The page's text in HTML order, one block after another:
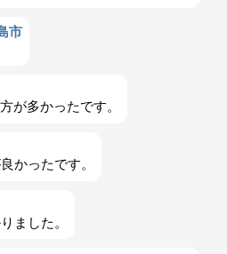
市
が多かったです。
かったです。
ました。